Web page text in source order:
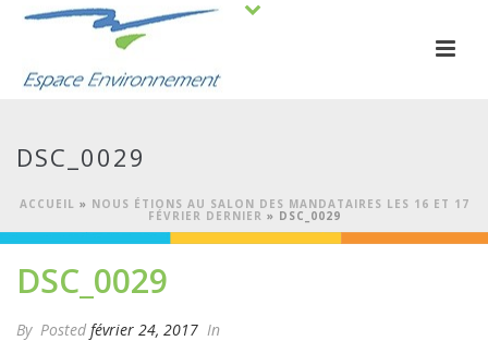
DSC_0029
ACCUEIL » NOUS ÉTIONS AU SALON DES MANDATAIRES LES 16 ET 17
FÉVRIER DERNIER » DSC_0029
DSC_0029
By Posted février 24, 2017 In